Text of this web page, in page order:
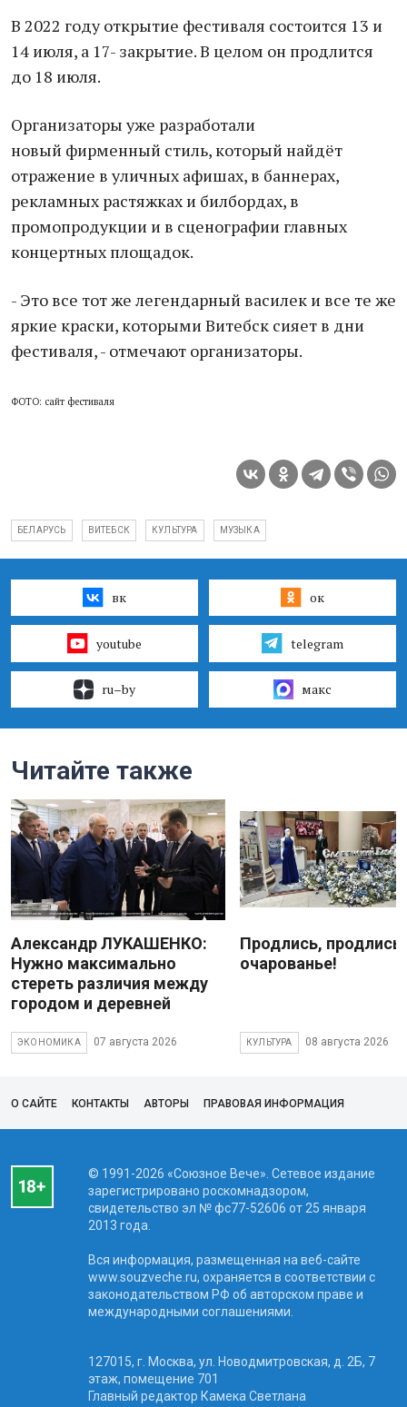
В 2022 году открытие фестиваля состоится 13 и
14 июля, а 17- закрытие. В целом он продлится
до 18 июля.
Организаторы уже разработали
новый фирменный стиль, который найдёт
отражение в уличных афишах, в баннерах,
рекламных растяжках и билбордах, в
промопродукции и в сценографии главных
концертных площадок.
- Это все тот же легендарный василек и все те же
яркие краски, которыми Витебск сияет в дни
фестиваля, - отмечают организаторы.
ФОТО: сайт фестиваля
БЕЛАРУСЬ ВИТЕБСК КУЛЬТУРА МУЗЫКА
вк ок
youtube telegram
ru–by макс
Читайте также
Александр ЛУКАШЕНКО:
Нужно максимально
стереть различия между
городом и деревней
ЭКОНОМИКА 07 августа 2026
Продлись, продлись
очарованье!
КУЛЬТУРА 08 августа 2026
О САЙТЕ КОНТАКТЫ АВТОРЫ ПРАВОВАЯ ИНФОРМАЦИЯ
© 1991-2026 «Союзное Вече». Сетевое издание
зарегистрировано роскомнадзором,
свидетельство эл № фc77-52606 от 25 января
2013 года.
Вся информация, размещенная на веб-сайте
www.souzveche.ru, охраняется в соответствии с
законодательством РФ об авторском праве и
международными соглашениями.
127015, г. Москва, ул. Новодмитровская, д. 2Б, 7
этаж, помещение 701
Главный редактор Камека Светлана